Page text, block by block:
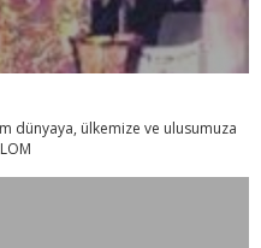
dünyaya, ülkemize ve ulusumuza